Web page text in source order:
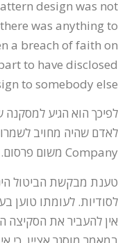
design was not
was anything to
a breach of faith on
to have disclosed
to somebody else."
לפיכך הוא הגיע
Company משום פרסום.
טענת מבקשת הביטול
לסודיות. לעומתו טוען
אין להעביר את הסקיצה